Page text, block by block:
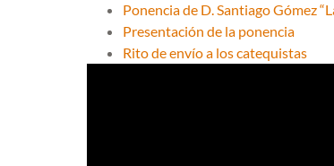
Ponencia de D. Santiago Gómez
Presentación de la ponencia
Rito de envío a los catequistas